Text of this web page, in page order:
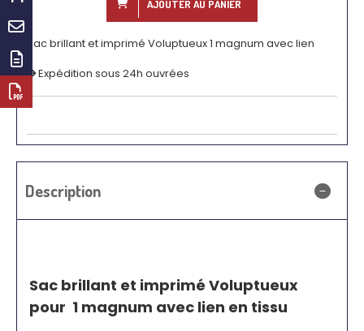
AJOUTER AU PANIER
Sac brillant et imprimé Voluptueux 1 magnum avec lien
Expédition sous 24h ouvrées
Description
Sac brillant et imprimé Voluptueux
pour 1 magnum avec lien en tissu